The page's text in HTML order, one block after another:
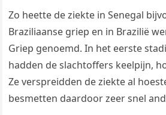
Zo heette de ziekte in Senegal
Braziliaanse griep en in Brazilië
Griep genoemd. In het eerste
hadden de slachtoffers keelpijn,
Ze verspreidden de ziekte al
besmetten daardoor zeer snel